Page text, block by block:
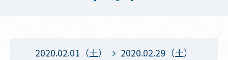
2020.02.01（土） 2020.02.29（土）